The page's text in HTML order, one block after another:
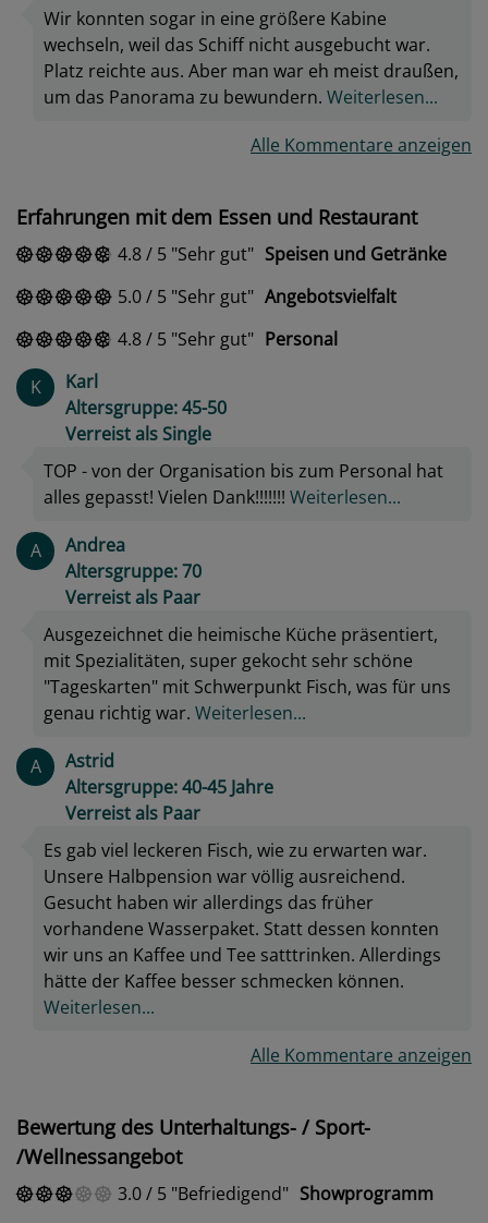
Wir konnten sogar in eine größere Kabine
wechseln, weil das Schiff nicht ausgebucht war.
Platz reichte aus. Aber man war eh meist draußen,
um das Panorama zu bewundern. Weiterlesen...
Alle Kommentare anzeigen
Erfahrungen mit dem Essen und Restaurant
4.8/ 5 Sehr gut
Speisen und Getränke
5.0/ 5 Sehr gut
Angebotsvielfalt
4.8/ 5 Sehr gut
Personal
K
Karl
Altersgruppe: 45-50
Verreist als Single
TOP - von der Organisation bis zum Personal hat
alles gepasst! Vielen Dank!!!!!!! Weiterlesen...
A
Andrea
Altersgruppe: 70
Verreist als Paar
Ausgezeichnet die heimische Küche präsentiert,
mit Spezialitäten, super gekocht sehr schöne
"Tageskarten" mit Schwerpunkt Fisch, was für uns
genau richtig war. Weiterlesen...
A
Astrid
Altersgruppe: 40-45 Jahre
Verreist als Paar
Es gab viel leckeren Fisch, wie zu erwarten war.
Unsere Halbpension war völlig ausreichend.
Gesucht haben wir allerdings das früher
vorhandene Wasserpaket. Statt dessen konnten
wir uns an Kaffee und Tee satttrinken. Allerdings
hätte der Kaffee besser schmecken können.
Weiterlesen...
Alle Kommentare anzeigen
Bewertung des Unterhaltungs- / Sport-
/Wellnessangebot
3.0/ 5 Befriedigend
Showprogramm